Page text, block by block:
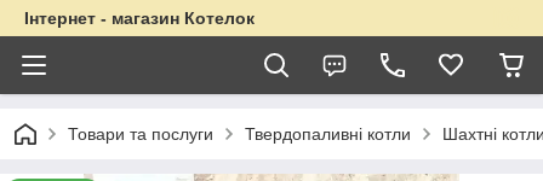
Інтернет - магазин Котелок
Товари та послуги Твердопаливні котли Шахтні